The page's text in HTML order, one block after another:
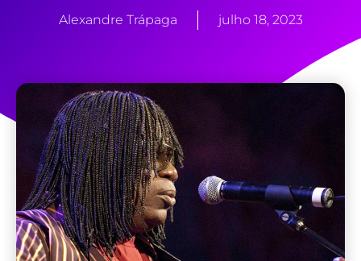
Alexandre Trápaga julho 18, 2023